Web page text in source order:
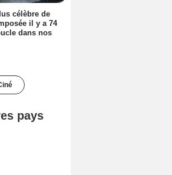
célèbre de
il y a 74
dans nos
pays